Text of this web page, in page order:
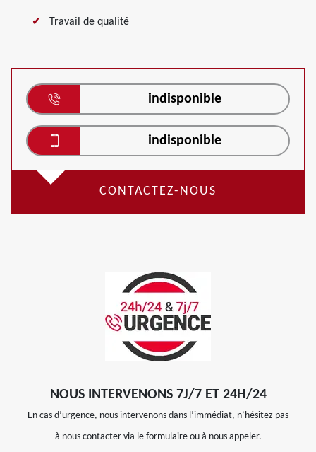
Travail de qualité
indisponible
indisponible
CONTACTEZ-NOUS
NOUS INTERVENONS 7J/7 ET 24H/24
En cas d’urgence, nous intervenons dans l’immédiat, n’hésitez pas
à nous contacter via le formulaire ou à nous appeler.